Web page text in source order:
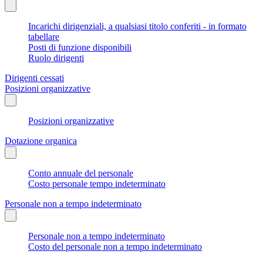
Incarichi dirigenziali, a qualsiasi titolo conferiti - in formato
tabellare
Posti di funzione disponibili
Ruolo dirigenti
Dirigenti cessati
Posizioni organizzative
Posizioni organizzative
Dotazione organica
Conto annuale del personale
Costo personale tempo indeterminato
Personale non a tempo indeterminato
Personale non a tempo indeterminato
Costo del personale non a tempo indeterminato